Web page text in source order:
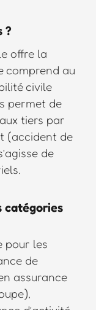
?
offre la
comprend au
civile
permet de
tiers par
(accident de
de
catégories
pour les
de
assurance